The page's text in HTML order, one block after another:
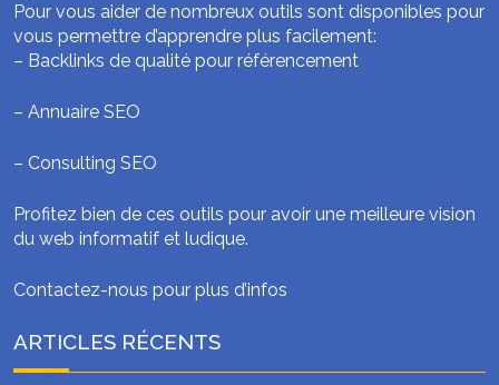
Pour vous aider de nombreux outils sont disponibles pour
vous permettre d’apprendre plus facilement:
– Backlinks de qualité pour référencement
– Annuaire SEO
– Consulting SEO
Profitez bien de ces outils pour avoir une meilleure vision
du web informatif et ludique.
Contactez-nous pour plus d’infos
ARTICLES RÉCENTS